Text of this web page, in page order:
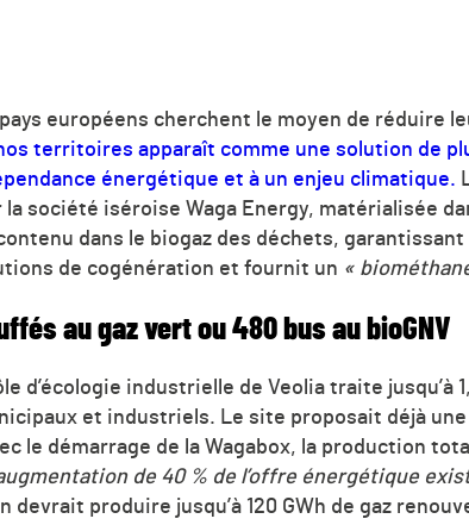
pays européens cherchent le moyen de réduire
territoires apparaît comme une solution de
énergétique et à un enjeu climatique.
société iséroise Waga Energy, matérialisée
dans le biogaz des déchets,
de cogénération et fournit un «
au gaz vert ou 480 bus au bioGNV
d’écologie industrielle de Veolia traite jusqu’à
et industriels. Le site proposait déjà
le démarrage de la Wagabox, la production
de 40 % de l’offre énergétique
produire jusqu’à 120 GWh de gaz